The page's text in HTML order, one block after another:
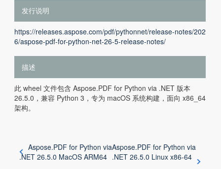
发行说明
https://releases.aspose.com/pdf/pythonnet/release-notes/202
6/aspose-pdf-for-python-net-26-5-release-notes/
描述
此 wheel 文件包含 Aspose.PDF for Python via .NET 版本
26.5.0，兼容 Python 3，专为 macOS 系统构建，面向 x86_64
架构。
Aspose.PDF for Python via
.NET 26.5.0 MacOS ARM64
Aspose.PDF for Python via
.NET 26.5.0 Linux x86-64